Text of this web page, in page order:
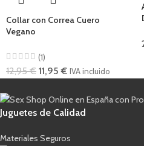
Collar con Correa Cuero
Vegano
(1)
12,95€ 11,95€ IVA incluido
Juguetes de Calidad
Materiales Seguros